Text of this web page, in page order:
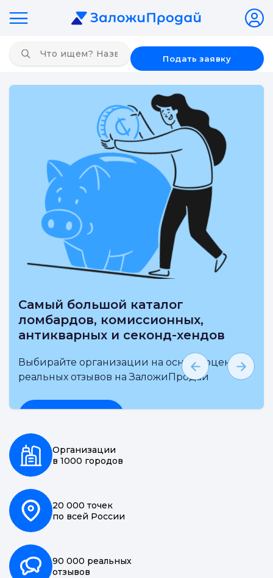
Подать заявку
Самый большой каталог
ломбардов, комиссионных,
антикварных и секонд-хендов
Выбирайте организации на основе оценки и
реальных отзывов на ЗаложиПродай
Организации
в 1000 городов
20 000 точек
по всей России
90 000 реальных
отзывов